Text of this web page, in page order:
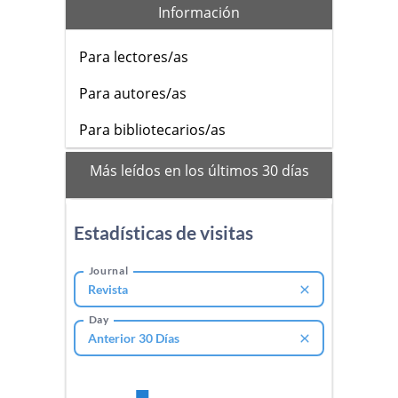
Información
Para lectores/as
Para autores/as
Para bibliotecarios/as
mas_vistos
Más leídos en los últimos 30 días